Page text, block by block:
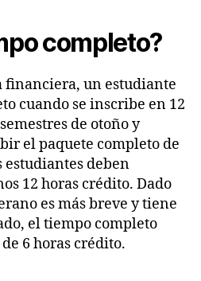
completo?
financiera, un estudiante
cuando se inscribe en 12
de otoño y
el paquete completo de
deben
12 horas crédito. Dado
es más breve y tiene
el tiempo completo
6 horas crédito.